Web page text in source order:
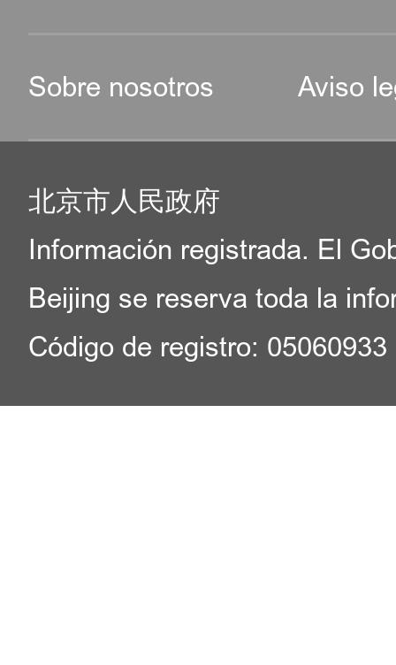
Sobre nosotros Aviso
北京市人民政府
Información registrada. El
Beijing se reserva toda la
Código de registro: 05060933